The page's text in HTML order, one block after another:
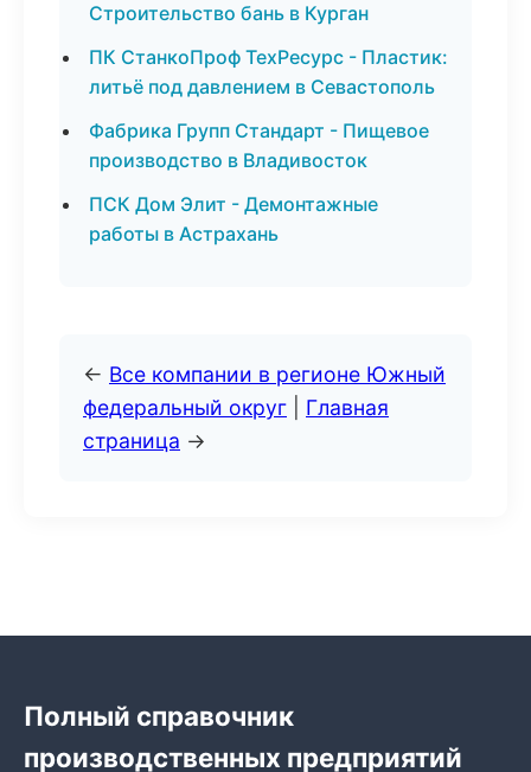
Строительство бань в Курган
ПК СтанкоПроф ТехРесурс - Пластик:
литьё под давлением в Севастополь
Фабрика Групп Стандарт - Пищевое
производство в Владивосток
ПСК Дом Элит - Демонтажные
работы в Астрахань
← Все компании в регионе Южный
федеральный округ
Главная
страница →
Полный справочник
производственных предприятий